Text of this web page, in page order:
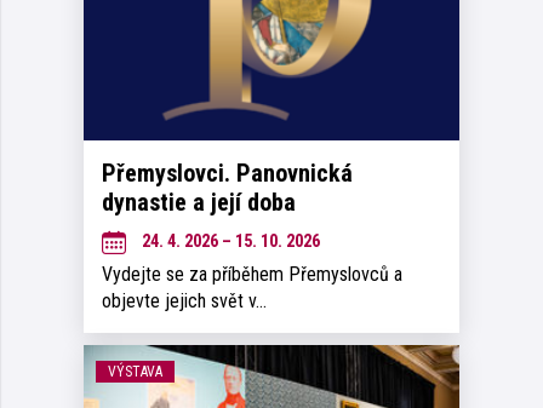
Přemyslovci. Panovnická
dynastie a její doba
24. 4. 2026 – 15. 10. 2026
Vydejte se za příběhem Přemyslovců a
objevte jejich svět v…
VÝSTAVA